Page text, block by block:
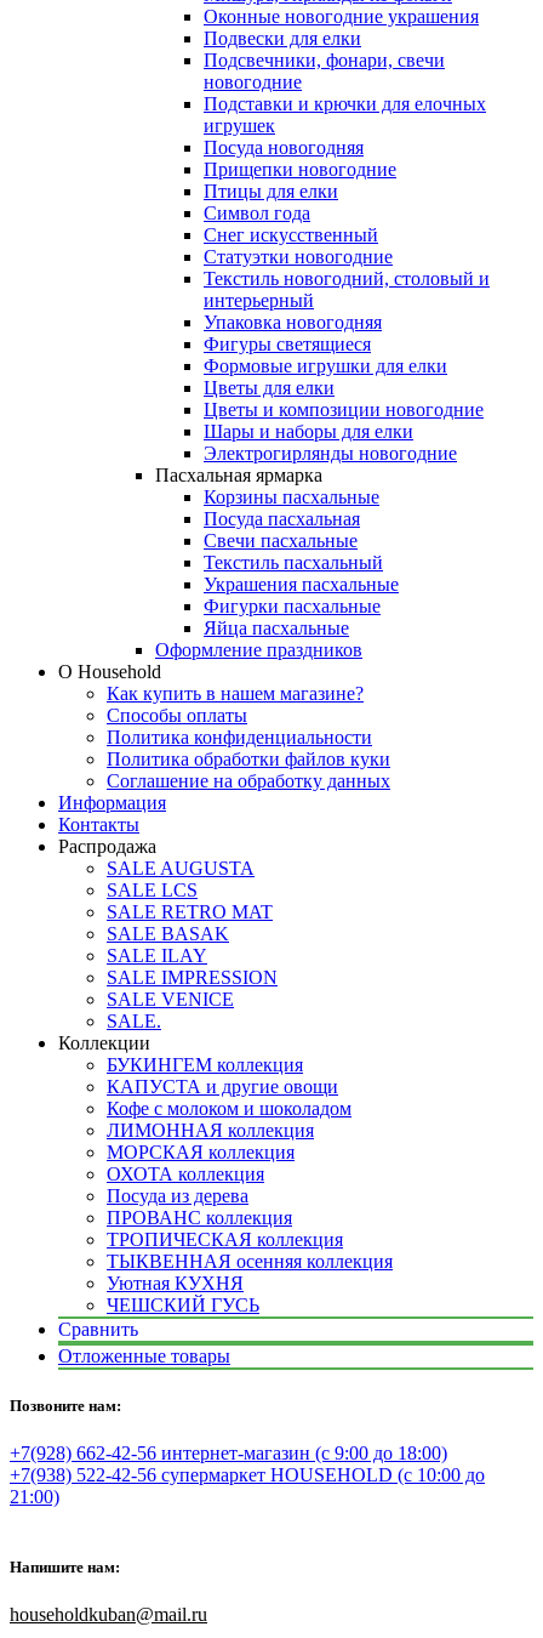
Оконные новогодние украшения
Подвески для елки
Подсвечники, фонари, свечи
новогодние
Подставки и крючки для елочных
игрушек
Посуда новогодняя
Прищепки новогодние
Птицы для елки
Символ года
Снег искусственный
Статуэтки новогодние
Текстиль новогодний, столовый и
интерьерный
Упаковка новогодняя
Фигуры светящиеся
Формовые игрушки для елки
Цветы для елки
Цветы и композиции новогодние
Шары и наборы для елки
Электрогирлянды новогодние
Пасхальная ярмарка
Корзины пасхальные
Посуда пасхальная
Свечи пасхальные
Текстиль пасхальный
Украшения пасхальные
Фигурки пасхальные
Яйца пасхальные
Оформление праздников
О Household
Как купить в нашем магазине?
Способы оплаты
Политика конфиденциальности
Политика обработки файлов куки
Соглашение на обработку данных
Информация
Контакты
Распродажа
SALE AUGUSTA
SALE LCS
SALE RETRO MAT
SALE BASAK
SALE ILAY
SALE IMPRESSION
SALE VENICE
SALE.
Коллекции
БУКИНГЕМ коллекция
КАПУСТА и другие овощи
Кофе с молоком и шоколадом
ЛИМОННАЯ коллекция
МОРСКАЯ коллекция
ОХОТА коллекция
Посуда из дерева
ПРОВАНС коллекция
ТРОПИЧЕСКАЯ коллекция
ТЫКВЕННАЯ осенняя коллекция
Уютная КУХНЯ
ЧЕШСКИЙ ГУСЬ
Сравнить
Отложенные товары
Позвоните нам:
+7(928) 662-42-56 интернет-магазин (с 9:00 до 18:00)
+7(938) 522-42-56 супермаркет HOUSEHOLD (с 10:00 до
21:00)
Напишите нам:
householdkuban@mail.ru